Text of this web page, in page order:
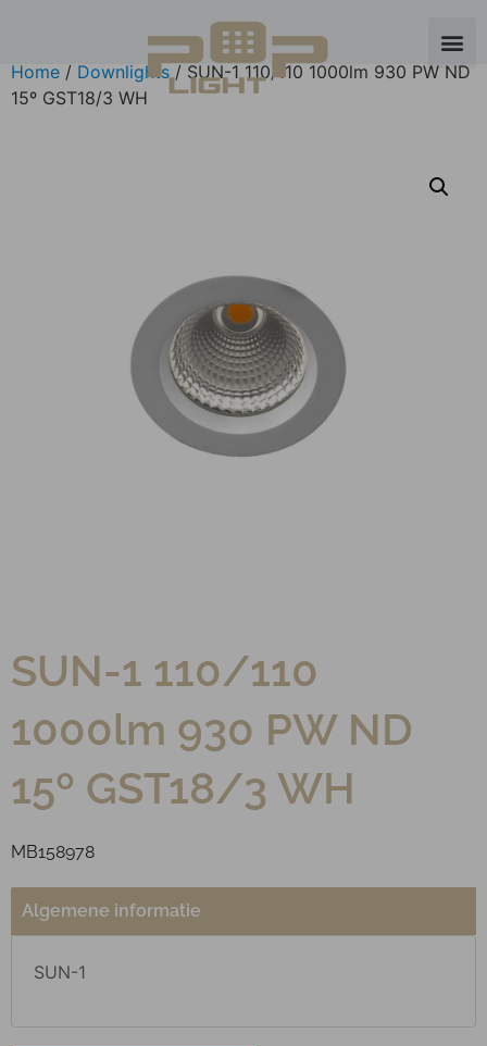
Home / Downlights / SUN-1 110/110 1000lm 930 PW ND
15º GST18/3 WH
SUN-1 110/110
1000lm 930 PW ND
15º GST18/3 WH
MB158978
Algemene informatie
SUN-1